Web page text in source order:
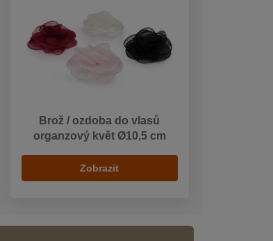
Brož / ozdoba do vlasů
organzový květ Ø10,5 cm
Zobrazit